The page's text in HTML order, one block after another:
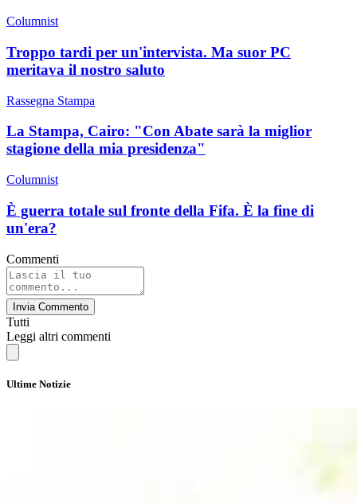
Columnist
Troppo tardi per un'intervista. Ma suor PC
meritava il nostro saluto
Rassegna Stampa
La Stampa, Cairo: "Con Abate sarà la miglior
stagione della mia presidenza"
Columnist
È guerra totale sul fronte della Fifa. È la fine di
un'era?
Commenti
Invia Commento
Tutti
Leggi altri commenti
Ultime Notizie